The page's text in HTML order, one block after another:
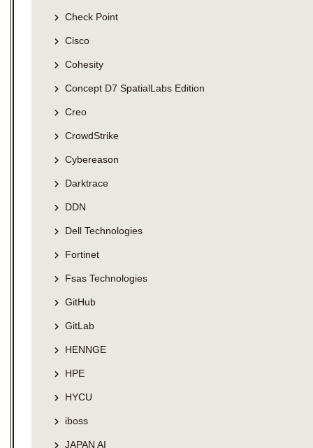
Check Point
Cisco
Cohesity
Concept D7 SpatialLabs Edition
Creo
CrowdStrike
Cybereason
Darktrace
DDN
Dell Technologies
Fortinet
Fsas Technologies
GitHub
GitLab
HENNGE
HPE
HYCU
iboss
JAPAN AI